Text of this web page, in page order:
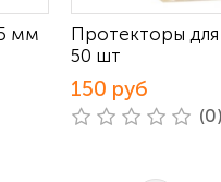
мм
Протекторы
50 шт
150 руб